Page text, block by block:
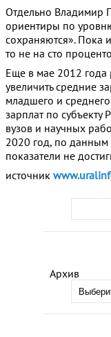
Архив
Отдельно Владимир
ориентиры по
сохраняются». Пока
то не на сто
Еще в мае 2012 года
увеличить средние
младшего и
зарплат по субъекту
вузов и научных
2020 год, по данным
показатели не
источник